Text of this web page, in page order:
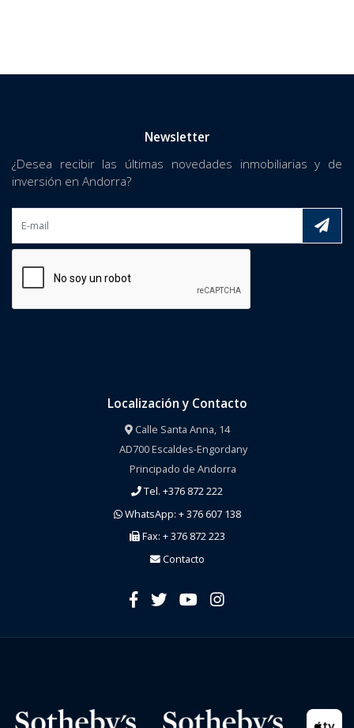
Newsletter
¿Desea recibir las últimas novedades inmobiliarias y de
inversión en Andorra?
Localización y Contacto
Calle Santa Anna, 14
AD700 Escaldes-Engordany
Principado de Andorra
Tel. +376 872 222
WhatsApp: + 376 607 138
Fax: + 376 872 223
Contacto